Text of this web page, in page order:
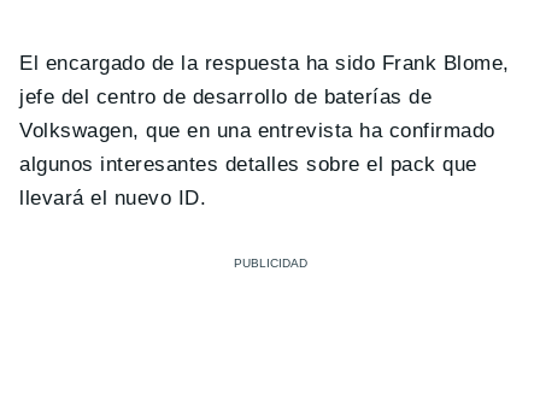
El encargado de la respuesta ha sido Frank Blome,
jefe del centro de desarrollo de baterías de
Volkswagen, que en una entrevista ha confirmado
algunos interesantes detalles sobre el pack que
llevará el nuevo ID.